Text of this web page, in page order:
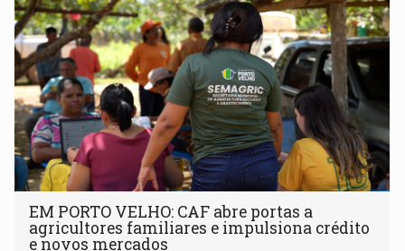
EM PORTO VELHO: CAF abre portas a
agricultores familiares e impulsiona crédito
e novos mercados